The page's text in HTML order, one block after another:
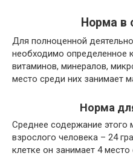
Норма в
Для полноценной
необходимо определенное
витаминов, минералов,
место среди них занимает
Норма
Среднее содержание этого
взрослого человека – 24
клетке он занимает 4